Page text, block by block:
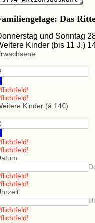
Das
und Sonntag
Kinder (bis 11 J.)
Kinder (á 14€)